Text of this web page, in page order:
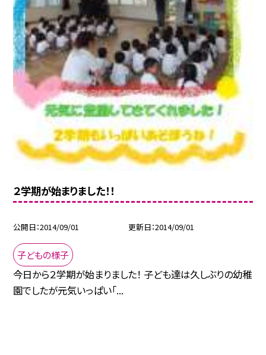
２学期が始まりました！！
公開日 2014/09/01 更新日 2014/09/01
子どもの様子
今日から２学期が始まりました！ 子ども達は久しぶりの幼稚
園でしたが元気いっぱい「...